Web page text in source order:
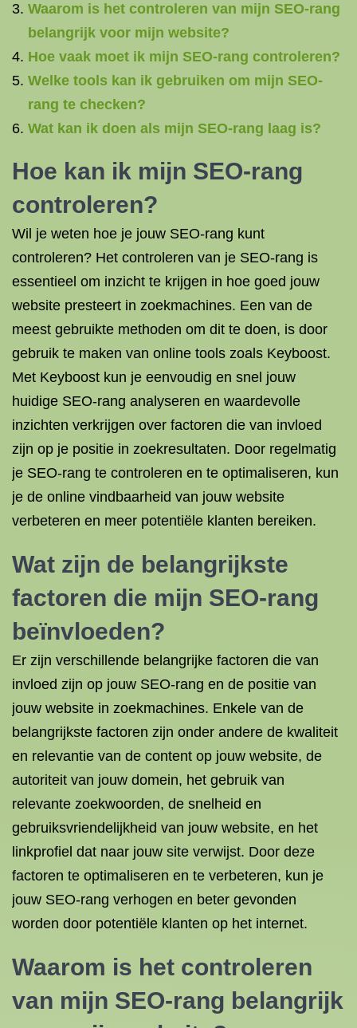
Waarom is het controleren van mijn SEO-rang
belangrijk voor mijn website?
Hoe vaak moet ik mijn SEO-rang controleren?
Welke tools kan ik gebruiken om mijn SEO-
rang te checken?
Wat kan ik doen als mijn SEO-rang laag is?
Hoe kan ik mijn SEO-rang
controleren?
Wil je weten hoe je jouw SEO-rang kunt
controleren? Het controleren van je SEO-rang is
essentieel om inzicht te krijgen in hoe goed jouw
website presteert in zoekmachines. Een van de
meest gebruikte methoden om dit te doen, is door
gebruik te maken van online tools zoals Keyboost.
Met Keyboost kun je eenvoudig en snel jouw
huidige SEO-rang analyseren en waardevolle
inzichten verkrijgen over factoren die van invloed
zijn op je positie in zoekresultaten. Door regelmatig
je SEO-rang te controleren en te optimaliseren, kun
je de online vindbaarheid van jouw website
verbeteren en meer potentiële klanten bereiken.
Wat zijn de belangrijkste
factoren die mijn SEO-rang
beïnvloeden?
Er zijn verschillende belangrijke factoren die van
invloed zijn op jouw SEO-rang en de positie van
jouw website in zoekmachines. Enkele van de
belangrijkste factoren zijn onder andere de kwaliteit
en relevantie van de content op jouw website, de
autoriteit van jouw domein, het gebruik van
relevante zoekwoorden, de snelheid en
gebruiksvriendelijkheid van jouw website, en het
linkprofiel dat naar jouw site verwijst. Door deze
factoren te optimaliseren en te verbeteren, kun je
jouw SEO-rang verhogen en beter gevonden
worden door potentiële klanten op het internet.
Waarom is het controleren
van mijn SEO-rang belangrijk